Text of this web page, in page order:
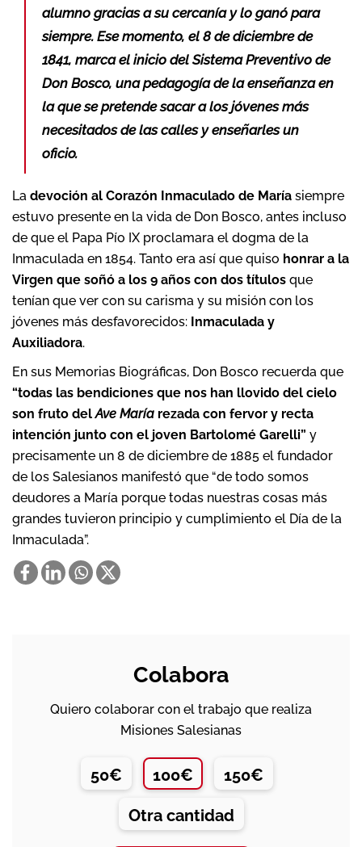
alumno gracias a su cercanía y lo ganó para
siempre. Ese momento, el 8 de diciembre de
1841, marca el inicio del Sistema Preventivo de
Don Bosco, una pedagogía de la enseñanza en
la que se pretende sacar a los jóvenes más
necesitados de las calles y enseñarles un
oficio.
La devoción al Corazón Inmaculado de María siempre
estuvo presente en la vida de Don Bosco, antes incluso
de que el Papa Pío IX proclamara el dogma de la
Inmaculada en 1854. Tanto era así que quiso honrar a la
Virgen que soñó a los 9 años con dos títulos que
tenían que ver con su carisma y su misión con los
jóvenes más desfavorecidos: Inmaculada y
Auxiliadora.
En sus Memorias Biográficas, Don Bosco recuerda que
“todas las bendiciones que nos han llovido del cielo
son fruto delAve María rezada con fervor y recta
intención junto con el joven Bartolomé Garelli” y
precisamente un 8 de diciembre de 1885 el fundador
de los Salesianos manifestó que “de todo somos
deudores a María porque todas nuestras cosas más
grandes tuvieron principio y cumplimiento el Día de la
Inmaculada”.
Colabora
Quiero colaborar con el trabajo que realiza
Misiones Salesianas
50€ 100€ 150€
Otra cantidad